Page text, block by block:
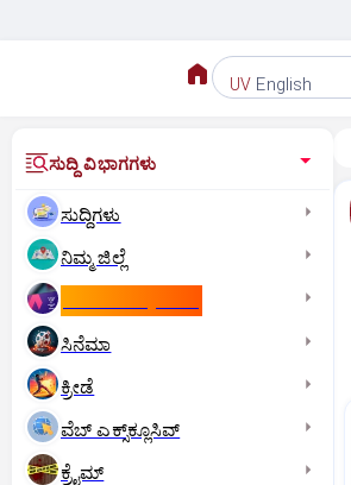
UV English
ಸುದ್ದಿ ವಿಭಾಗಗಳು
ಸುದ್ದಿಗಳು
ನಿಮ್ಮ ಜಿಲ್ಲೆ
ಸಿನೆಮಾ
ಕ್ರೀಡೆ
ವೆಬ್ ಎಕ್ಸ್‌ಕ್ಲೂಸಿವ್
ಕ್ರೈಮ್